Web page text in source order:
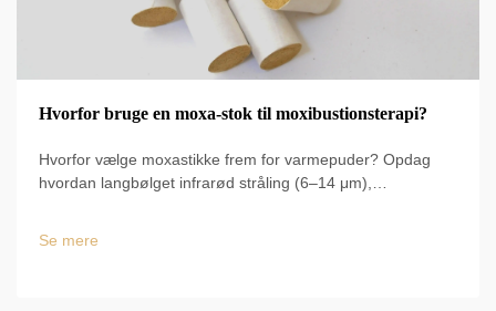
Hvorfor bruge en moxa-stok til moxibustionsterapi?
Hvorfor vælge moxastikke frem for varmepuder? Opdag
hvordan langbølget infrarød stråling (6–14 μm),
Se mere